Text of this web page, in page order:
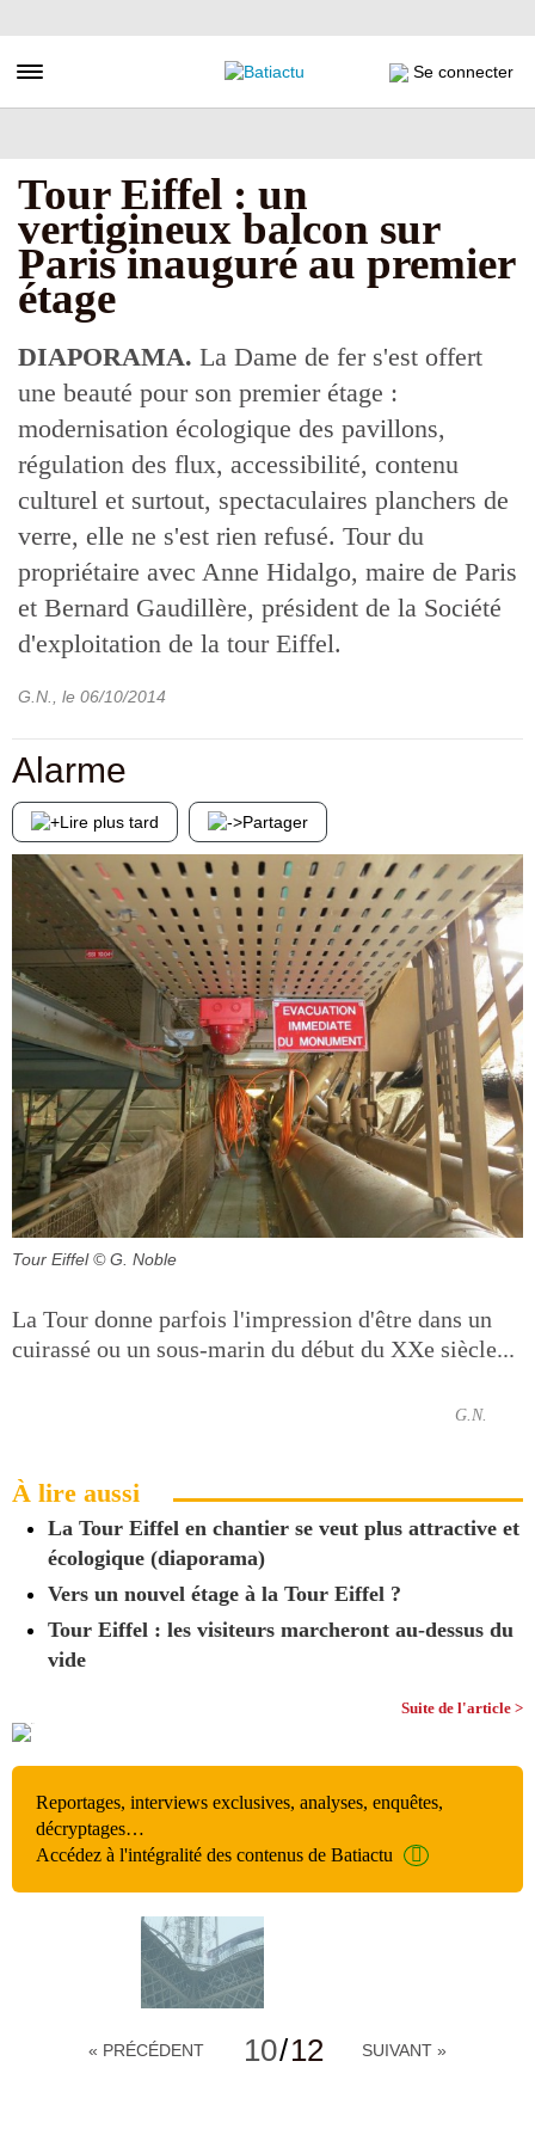
au
principal
Toggle navigation Se connecter
Tour Eiffel : un
vertigineux balcon sur
Paris inauguré au premier
étage
DIAPORAMA. La Dame de fer s'est offert
une beauté pour son premier étage :
modernisation écologique des pavillons,
régulation des flux, accessibilité, contenu
culturel et surtout, spectaculaires planchers de
verre, elle ne s'est rien refusé. Tour du
propriétaire avec Anne Hidalgo, maire de Paris
et Bernard Gaudillère, président de la Société
d'exploitation de la tour Eiffel.
G.N. , le 06/10/2014
Alarme
Lire plus tard Partager
Tour Eiffel © G. Noble
La Tour donne parfois l'impression d'être dans un
cuirassé ou un sous-marin du début du XXe siècle...
G.N.
À lire aussi
La Tour Eiffel en chantier se veut plus attractive et
écologique (diaporama)
Vers un nouvel étage à la Tour Eiffel ?
Tour Eiffel : les visiteurs marcheront au-dessus du
vide
Suite de l'article >
Reportages, interviews exclusives, analyses, enquêtes,
décryptages…
Accédez à l'intégralité des contenus de Batiactu
« PRÉCÉDENT 10/12 SUIVANT »